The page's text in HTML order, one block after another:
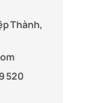
Thành,
520